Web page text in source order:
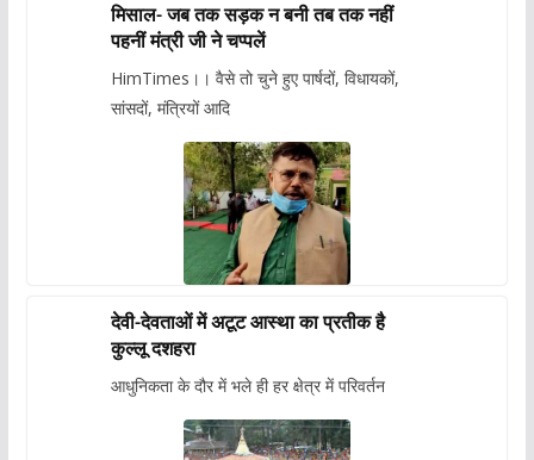
मिसाल- जब तक सड़क न बनी तब तक नहीं
पहनीं मंत्री जी ने चप्पलें
HimTimes।। वैसे तो चुने हुए पार्षदों, विधायकों,
सांसदों, मंत्रियों आदि
देवी-देवताओं में अटूट आस्था का प्रतीक है
कुल्लू दशहरा
आधुनिकता के दौर में भले ही हर क्षेत्र में परिवर्तन